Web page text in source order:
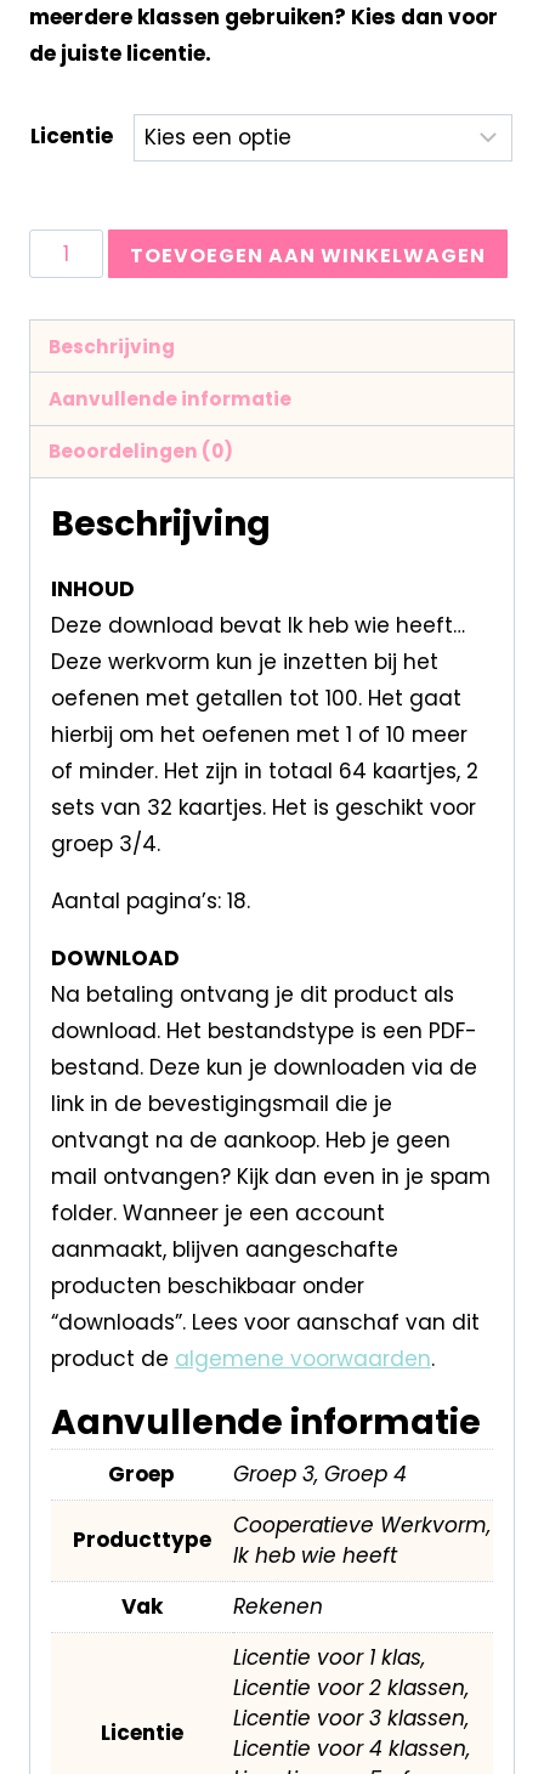
meerdere klassen gebruiken? Kies dan voor
de juiste licentie.
Licentie
TOEVOEGEN AAN WINKELWAGEN
Beschrijving
Aanvullende informatie
Beoordelingen (0)
Beschrijving
INHOUD
Deze download bevat Ik heb wie heeft…
Deze werkvorm kun je inzetten bij het
oefenen met getallen tot 100. Het gaat
hierbij om het oefenen met 1 of 10 meer
of minder. Het zijn in totaal 64 kaartjes, 2
sets van 32 kaartjes. Het is geschikt voor
groep 3/4.
Aantal pagina’s: 18.
DOWNLOAD
Na betaling ontvang je dit product als
download. Het bestandstype is een PDF-
bestand. Deze kun je downloaden via de
link in de bevestigingsmail die je
ontvangt na de aankoop. Heb je geen
mail ontvangen? Kijk dan even in je spam
folder. Wanneer je een account
aanmaakt, blijven aangeschafte
producten beschikbaar onder
“downloads”. Lees voor aanschaf van dit
product de algemene voorwaarden.
Aanvullende informatie
Groep Groep 3, Groep 4
Producttype
Cooperatieve Werkvorm,
Ik heb wie heeft
Vak
Rekenen
Licentie
Licentie voor 1 klas,
Licentie voor 2 klassen,
Licentie voor 3 klassen,
Licentie voor 4 klassen,